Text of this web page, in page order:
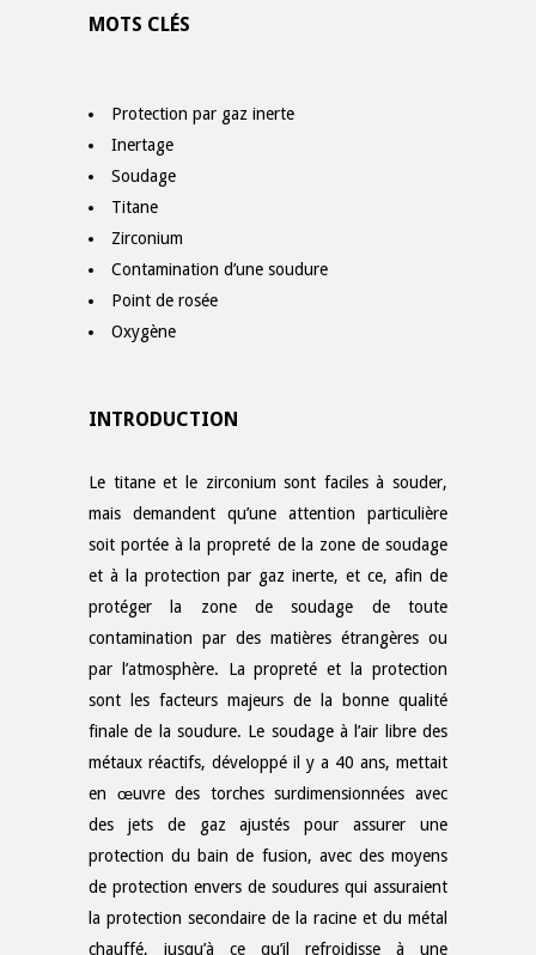
MOTS CLÉS
Protection par gaz inerte
Inertage
Soudage
Titane
Zirconium
Contamination d’une soudure
Point de rosée
Oxygène
INTRODUCTION
Le titane et le zirconium sont faciles à souder,
mais demandent qu’une attention particulière
soit portée à la propreté de la zone de soudage
et à la protection par gaz inerte, et ce, afin de
protéger la zone de soudage de toute
contamination par des matières étrangères ou
par l’atmosphère. La propreté et la protection
sont les facteurs majeurs de la bonne qualité
finale de la soudure. Le soudage à l’air libre des
métaux réactifs, développé il y a 40 ans, mettait
en œuvre des torches surdimensionnées avec
des jets de gaz ajustés pour assurer une
protection du bain de fusion, avec des moyens
de protection envers de soudures qui assuraient
la protection secondaire de la racine et du métal
chauffé, jusqu’à ce qu’il refroidisse à une